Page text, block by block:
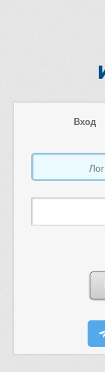
Вход